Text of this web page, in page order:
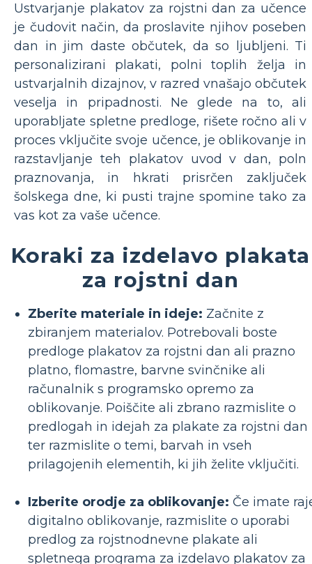
Ustvarjanje plakatov za rojstni dan za učence
je čudovit način, da proslavite njihov poseben
dan in jim daste občutek, da so ljubljeni. Ti
personalizirani plakati, polni toplih želja in
ustvarjalnih dizajnov, v razred vnašajo občutek
veselja in pripadnosti. Ne glede na to, ali
uporabljate spletne predloge, rišete ročno ali v
proces vključite svoje učence, je oblikovanje in
razstavljanje teh plakatov uvod v dan, poln
praznovanja, in hkrati prisrčen zaključek
šolskega dne, ki pusti trajne spomine tako za
vas kot za vaše učence.
Koraki za izdelavo plakata
za rojstni dan
Zberite materiale in ideje: Začnite z
zbiranjem materialov. Potrebovali boste
predloge plakatov za rojstni dan ali prazno
platno, flomastre, barvne svinčnike ali
računalnik s programsko opremo za
oblikovanje. Poiščite ali zbrano razmislite o
predlogah in idejah za plakate za rojstni dan
ter razmislite o temi, barvah in vseh
prilagojenih elementih, ki jih želite vključiti.
Izberite orodje za oblikovanje: Če imate
digitalno oblikovanje, razmislite o uporabi
predlog za rojstnodnevne plakate ali
spletnega programa za izdelavo plakatov za